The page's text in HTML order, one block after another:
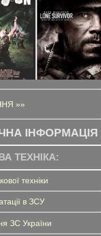
»»
ІНФОРМАЦІЯ
ТЕХНІКА:
техніки
в ЗСУ
ЗС України